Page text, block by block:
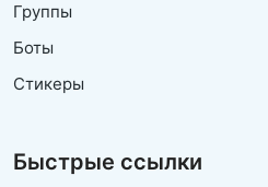
Группы
Боты
Стикеры
Быстрые ссылки